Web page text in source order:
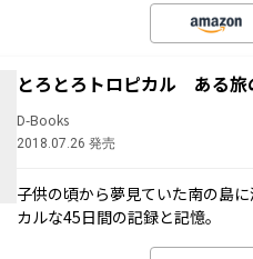
とろとろトロピカル ある
D-Books
2018.07.26 発売
子供の頃から夢見ていた南の島
カルな45日間の記録と記憶。